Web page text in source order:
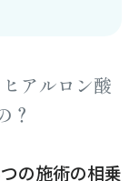
アルロン酸
？
の施術の相乗